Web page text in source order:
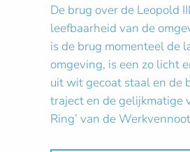
De brug over de Leopold
leefbaarheid van de
is de brug momenteel de
omgeving, is een zo licht
uit wit gecoat staal en de
traject en de gelijkmatige
Ring’ van de